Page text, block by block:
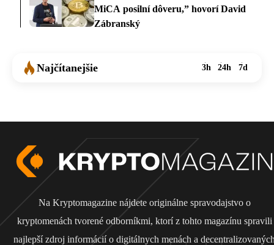
MiCA posilní dôveru,” hovorí David
Zábranský
Najčítanejšie 3h 24h 7d
Na Kryptomagazine nájdete originálne spravodajstvo o
kryptomenách tvorené odborníkmi, ktorí z tohto magazínu spravili
najlepší zdroj informácií o digitálnych menách a